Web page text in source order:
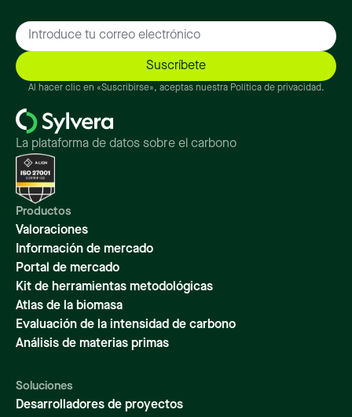
Al hacer clic en «Suscribirse», aceptas nuestra Política de privacidad.
La plataforma de datos sobre el carbono
Productos
Valoraciones
Información de mercado
Portal de mercado
Kit de herramientas metodológicas
Atlas de la biomasa
Evaluación de la intensidad de carbono
Análisis de materias primas
Soluciones
Desarrolladores de proyectos